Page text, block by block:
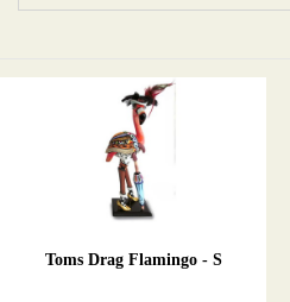
Toms Drag Flamingo - S